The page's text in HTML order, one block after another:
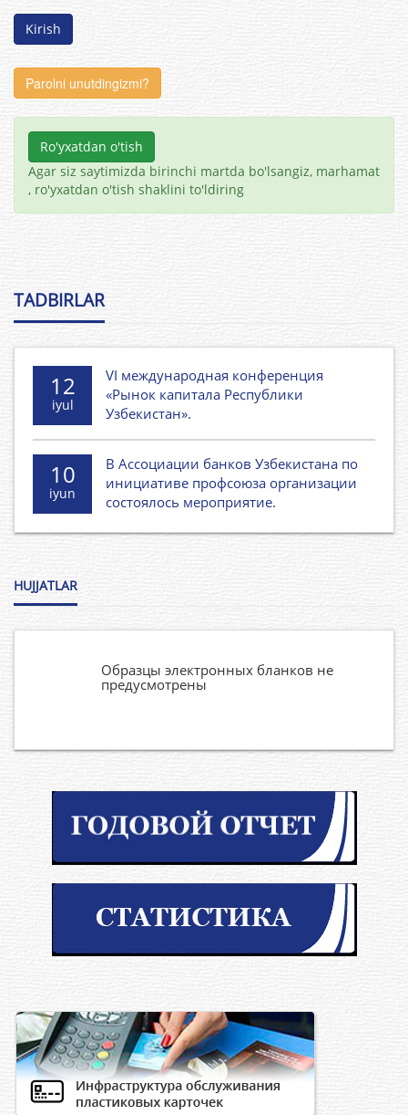
Parolni unutdingizmi?
Ro'yxatdan o'tish
Agar siz saytimizda birinchi martda bo'lsangiz, marhamat
, ro'yxatdan o'tish shaklini to'ldiring
TADBIRLAR
12
iyul
VI международная конференция
«Рынок капитала Республики
Узбекистан».
10
iyun
В Ассоциации банков Узбекистана по
инициативе профсоюза организации
состоялось мероприятие.
HUJJATLAR
Образцы электронных бланков не
предусмотрены